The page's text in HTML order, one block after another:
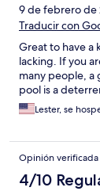
9 de febrero de
Traducir con
Great to have a
lacking. If you
many people, a
pool is a
Lester, se
Opinión verificada
4/10